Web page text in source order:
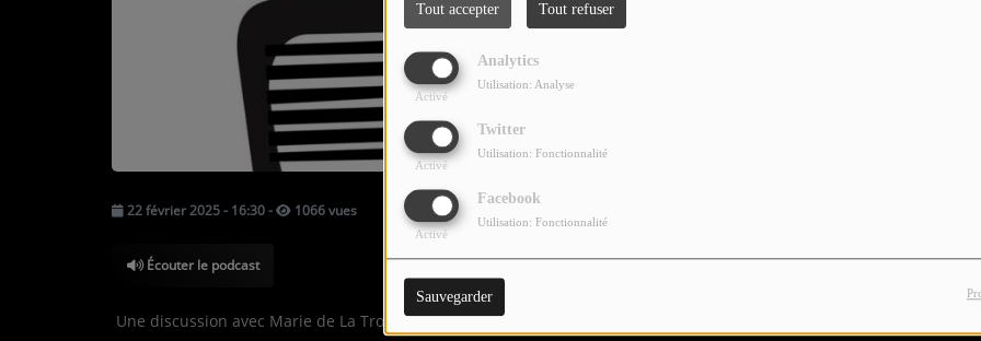
Tout accepter Tout refuser
Analytics
Activé
Utilisation: Analyse
Twitter
Activé
Utilisation: Fonctionnalité
Facebook
Activé
Utilisation: Fonctionnalité
Sauvegarder
C'EST QUOI CETTE RADIO ?
LES ATELIERS PÉDAGOGIQUES
COMMUNIQUEZ SUR OUEST
22 février 2025 - 16:30- 1066 vues
Écouter le podcast
Une discussion avec Marie de La Trousse Corrézienne, journal qui connait quelques difficultés.